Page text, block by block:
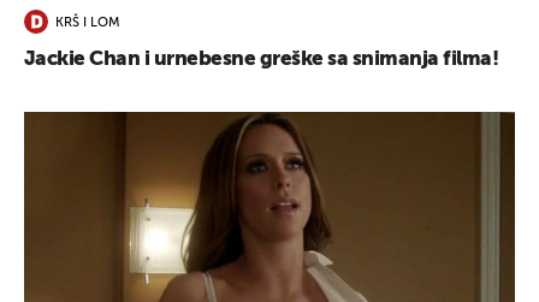
KRŠ I LOM
Jackie Chan i urnebesne greške sa snimanja filma!